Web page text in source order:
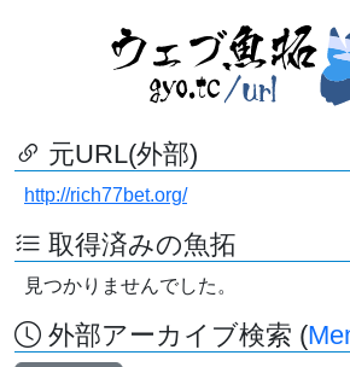
元URL(外部)
http://rich77bet.org/
取得済みの魚拓
見つかりませんでした。
外部アーカイブ検索 (